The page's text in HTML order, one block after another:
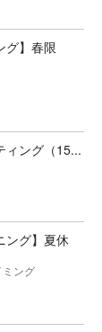
グ】春限
ィング（15...
ング】夏休
ング